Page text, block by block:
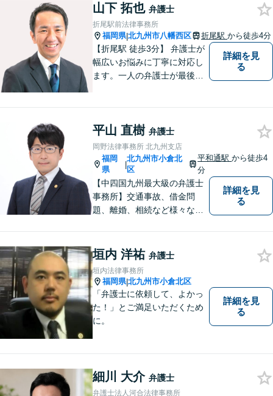
れています。 スピーディーか
つ依頼者様満足の高い事件処
理をモットーにしています。
山下 拓也 弁護士
折尾駅前法律事務所
福岡県|北九州市八幡西区 折尾駅 から徒歩4分
【折尾駅 徒歩3分】 弁護士が
幅広いお悩みに丁寧に対応し
ます。一人の弁護士が最後ま
です。【丁寧な対応】
詳細を見
る
平山 直樹 弁護士
岡野法律事務所 北九州支店
福岡
県
|
北九州市小倉北
区
平和通駅から徒歩4
分
【中四国九州最大級の弁護士
事務所】交通事故、借金問
題、離婚、相続など様々な問
まずはお気軽にご相談くださ
い！
詳細を見
る
垣内 洋祐 弁護士
垣内法律事務所
福岡県|北九州市小倉北区
「弁護士に依頼して、よかっ
た！」とご満足いただくため
に。
詳細を見
る
細川 大介 弁護士
弁護士法人河合法律事務所